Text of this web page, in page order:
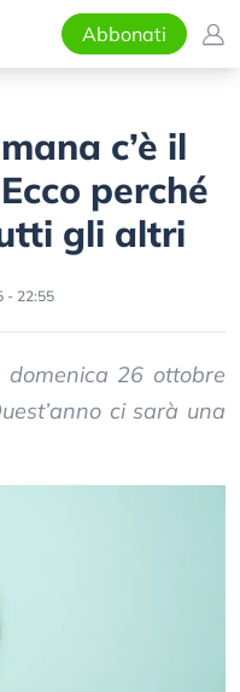
Abbonati
c’è il
perché
gli altri
- 22:55
26 ottobre
ci sarà una